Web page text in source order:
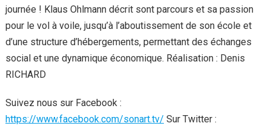
journée ! Klaus Ohlmann décrit sont parcours et sa passion
pour le vol à voile, jusqu’à l’aboutissement de son école et
d’une structure d’hébergements, permettant des échanges
social et une dynamique économique. Réalisation : Denis
RICHARD
Suivez nous sur Facebook :
https://www.facebook.com/sonart.tv/ Sur Twitter :